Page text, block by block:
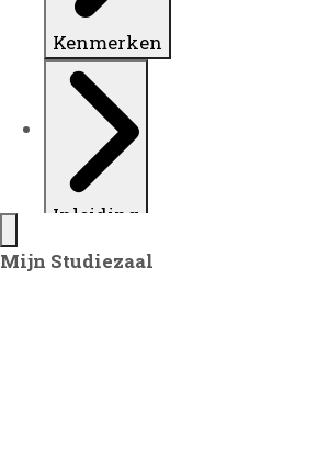
Kenmerken
Inleiding
Mijn Studiezaal